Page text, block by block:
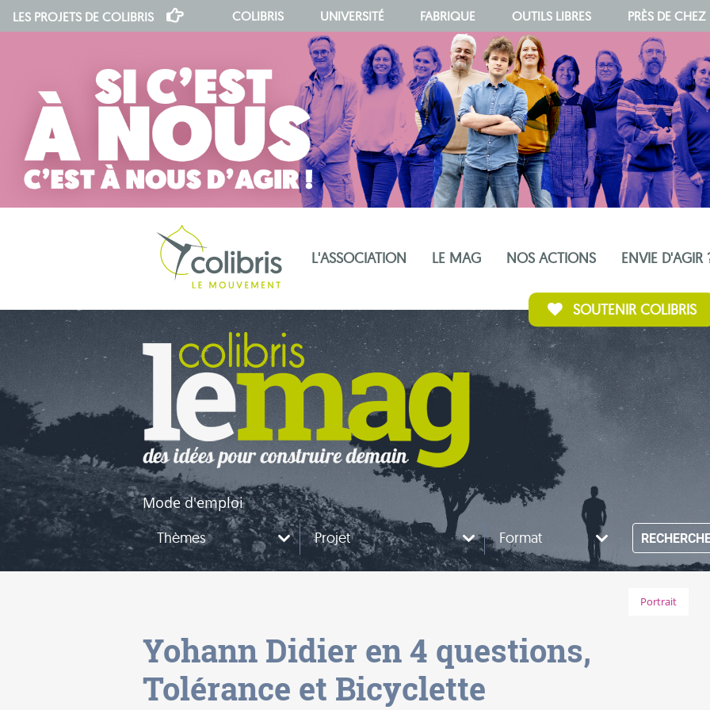
LES PROJETS DE COLIBRIS COLIBRIS UNIVERSITÉ FABRIQUE OUTILS LIBRES PRÈS DE
L'ASSOCIATION LE MAG NOS ACTIONS ENVIE D'AGIR
indépendance
SOUTENIR COLIBRIS
Mode d'emploi
Thèmes Projet Format
Portrait
Yohann Didier en 4 questions,
Tolérance et Bicyclette